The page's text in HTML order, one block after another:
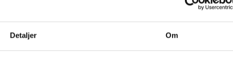
Detaljer Om
Camping